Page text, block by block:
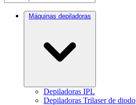
Máquinas depiladoras
Depiladoras IPL
Depiladoras Trilaser de diodo